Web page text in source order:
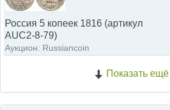
Россия 5 копеек 1816 (артикул
AUC2-8-79)
Аукцион: Russiancoin
Показать ещё